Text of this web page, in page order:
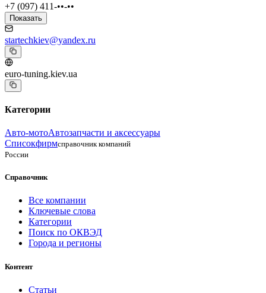
+7 (097) 411-••-••
Показать
startechkiev@yandex.ru
euro-tuning.kiev.ua
Категории
Авто-мотоАвтозапчасти и аксессуары
Списокфирмсправочник компаний
России
Справочник
Все компании
Ключевые слова
Категории
Поиск по ОКВЭД
Города и регионы
Контент
Статьи